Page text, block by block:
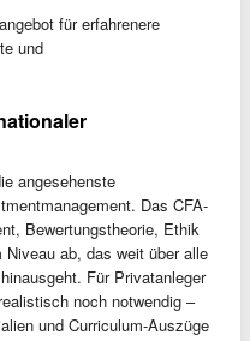
für erfahrenere
und
angesehenste
Das CFA-
Bewertungstheorie, Ethik
ab, das weit über alle
Für Privatanleger
noch notwendig –
und Curriculum-Auszüge